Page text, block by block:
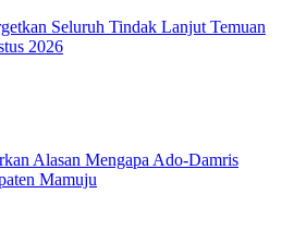
Seluruh Tindak Lanjut Temuan
2026
Alasan Mengapa Ado-Damris
Mamuju